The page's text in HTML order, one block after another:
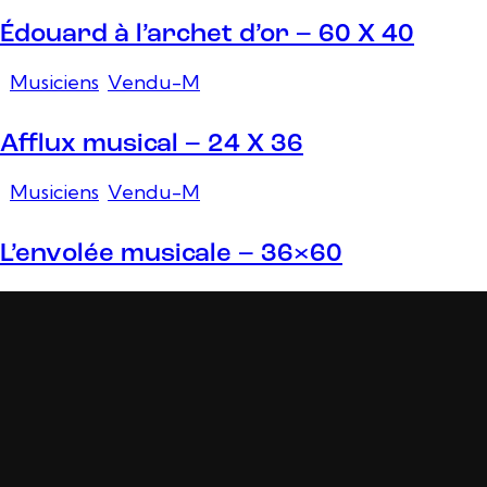
Édouard à l’archet d’or – 60 X 40
Musiciens Vendu-M
Afflux musical – 24 X 36
Musiciens Vendu-M
L’envolée musicale – 36×60